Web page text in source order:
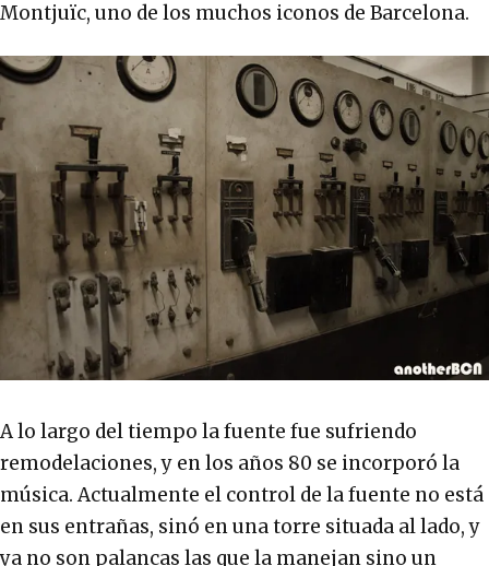
Montjuïc, uno de los muchos iconos de Barcelona.
A lo largo del tiempo la fuente fue sufriendo
remodelaciones, y en los años 80 se incorporó la
música. Actualmente el control de la fuente no está
en sus entrañas, sinó en una torre situada al lado, y
ya no son palancas las que la manejan sino un